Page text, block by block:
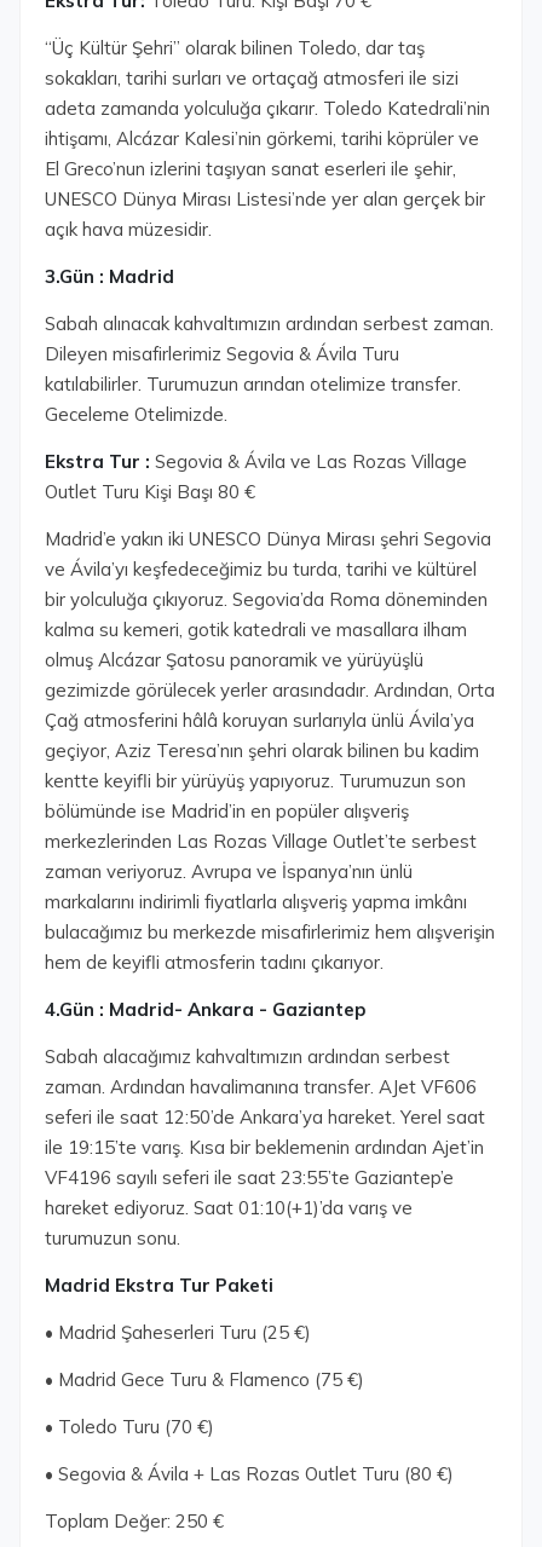
“Üç Kültür Şehri” olarak bilinen Toledo, dar taş
sokakları, tarihi surları ve ortaçağ atmosferi ile sizi
adeta zamanda yolculuğa çıkarır. Toledo Katedrali’nin
ihtişamı, Alcázar Kalesi’nin görkemi, tarihi köprüler ve
El Greco’nun izlerini taşıyan sanat eserleri ile şehir,
UNESCO Dünya Mirası Listesi’nde yer alan gerçek bir
açık hava müzesidir.
3.Gün : Madrid
Sabah alınacak kahvaltımızın ardından serbest zaman.
Dileyen misafirlerimiz Segovia & Ávila Turu
katılabilirler. Turumuzun arından otelimize transfer.
Geceleme Otelimizde.
Ekstra Tur : Segovia & Ávila ve Las Rozas Village
Outlet Turu Kişi Başı 80 €
Madrid’e yakın iki UNESCO Dünya Mirası şehri Segovia
ve Ávila’yı keşfedeceğimiz bu turda, tarihi ve kültürel
bir yolculuğa çıkıyoruz. Segovia’da Roma döneminden
kalma su kemeri, gotik katedrali ve masallara ilham
olmuş Alcázar Şatosu panoramik ve yürüyüşlü
gezimizde görülecek yerler arasındadır. Ardından, Orta
Çağ atmosferini hâlâ koruyan surlarıyla ünlü Ávila’ya
geçiyor, Aziz Teresa’nın şehri olarak bilinen bu kadim
kentte keyifli bir yürüyüş yapıyoruz. Turumuzun son
bölümünde ise Madrid’in en popüler alışveriş
merkezlerinden Las Rozas Village Outlet’te serbest
zaman veriyoruz. Avrupa ve İspanya’nın ünlü
markalarını indirimli fiyatlarla alışveriş yapma imkânı
bulacağımız bu merkezde misafirlerimiz hem alışverişin
hem de keyifli atmosferin tadını çıkarıyor.
4.Gün : Madrid- Ankara - Gaziantep
Sabah alacağımız kahvaltımızın ardından serbest
zaman. Ardından havalimanına transfer. AJet VF606
seferi ile saat 12:50’de Ankara’ya hareket. Yerel saat
ile 19:15’te varış. Kısa bir beklemenin ardından Ajet’in
VF4196 sayılı seferi ile saat 23:55’te Gaziantep’e
hareket ediyoruz. Saat 01:10(+1)’da varış ve
turumuzun sonu.
Madrid Ekstra Tur Paketi
• Madrid Şaheserleri Turu (25 €)
• Madrid Gece Turu & Flamenco (75 €)
• Toledo Turu (70 €)
• Segovia & Ávila + Las Rozas Outlet Turu (80 €)
Toplam Değer: 250 €